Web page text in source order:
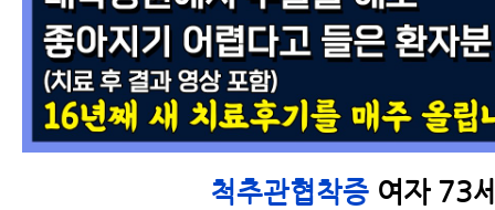
척추관협착증 여자 73